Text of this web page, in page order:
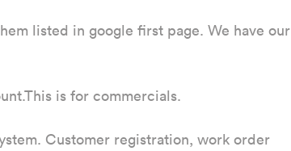
listed in google first page. We have our
is for commercials.
Customer registration, work order